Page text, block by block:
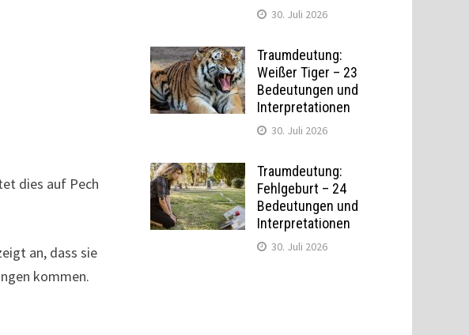
dies auf Pech
an, dass sie
kommen.
30. Juli 2026
Traumdeutung:
Weißer Tiger – 23
Bedeutungen und
Interpretationen
30. Juli 2026
Traumdeutung:
Fehlgeburt – 24
Bedeutungen und
Interpretationen
30. Juli 2026